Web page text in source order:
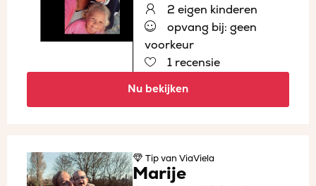
2 eigen kinderen
opvang bij: geen
voorkeur
1 recensie
Nu bekijken
Tipvan ViaViela
Marije